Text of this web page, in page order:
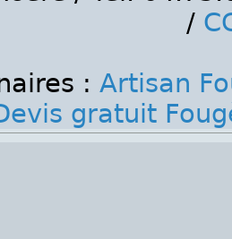
/
: Artisan
gratuit